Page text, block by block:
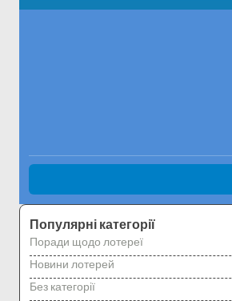
Популярні категорії
Поради щодо лотереї
Новини лотерей
Без категорії